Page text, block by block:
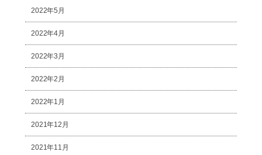
2022年5月
2022年4月
2022年3月
2022年2月
2022年1月
2021年12月
2021年11月